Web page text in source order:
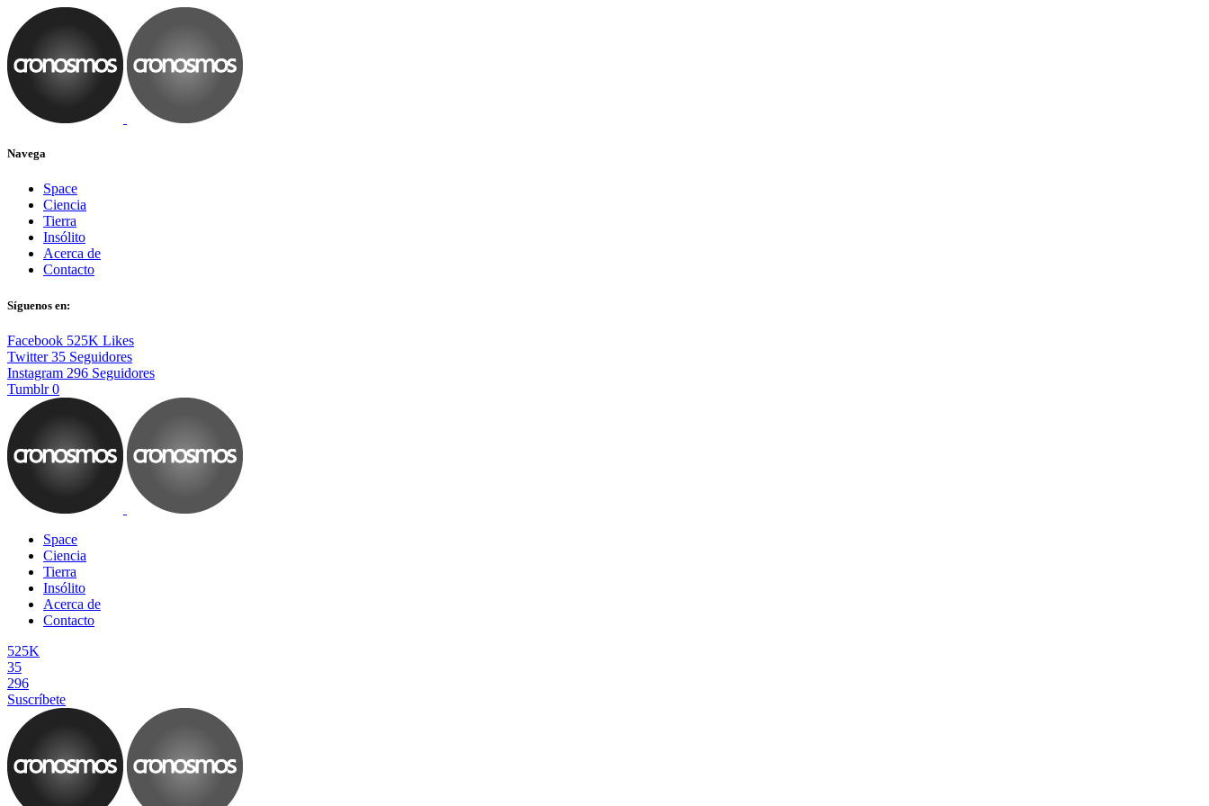
Navega
Space
Ciencia
Tierra
Insólito
Acerca de
Contacto
Síguenos en:
Facebook 525K Likes
Twitter 35 Seguidores
Instagram 296 Seguidores
Tumblr 0
Space
Ciencia
Tierra
Insólito
Acerca de
Contacto
525K
35
296
Suscríbete